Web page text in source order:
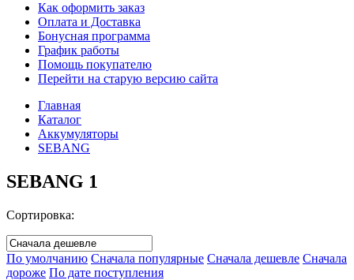
Как оформить заказ
Оплата и Доставка
Бонусная программа
График работы
Помощь покупателю
Перейти на старую версию сайта
Главная
Каталог
Аккумуляторы
SEBANG
SEBANG 1
Сортировка:
По умолчанию Сначала популярные Сначала дешевле Сначала
дороже По дате поступления